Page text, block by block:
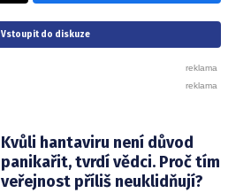
Vstoupit do diskuze
Kvůli hantaviru není důvod
panikařit, tvrdí vědci. Proč tím
veřejnost příliš neuklidňují?